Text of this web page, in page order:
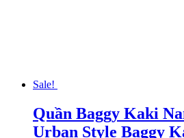
Sale!
Quần Baggy Kaki
Urban Style Baggy